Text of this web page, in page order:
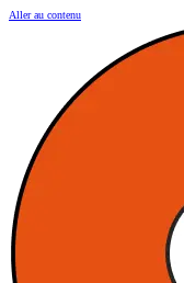
Aller au contenu